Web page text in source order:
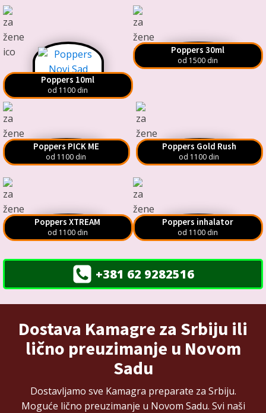
Poppers 10ml
od 1100 din
Poppers 30ml
od 1500 din
Poppers PICK ME
od 1100 din
Poppers Gold Rush
od 1100 din
Poppers XTREAM
od 1100 din
Poppers inhalator
od 1100 din
+381 62 9282516
Dostava Kamagre za Srbiju ili
lično preuzimanje u Novom
Sadu
Dostavljamo sve Kamagra preparate za Srbiju.
Moguće lično preuzimanje u Novom Sadu. Svi naši